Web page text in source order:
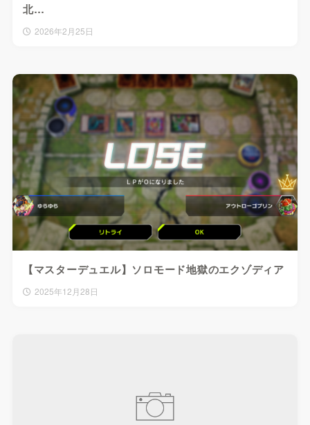
北…
2026年2月25日
【マスターデュエル】ソロモード地獄のエクゾディア
2025年12月28日